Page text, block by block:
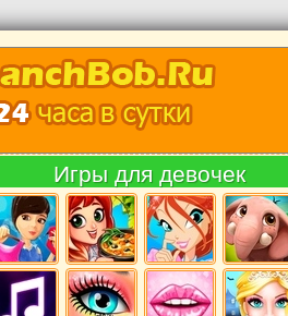
Игры для девочек